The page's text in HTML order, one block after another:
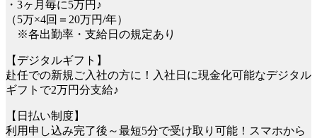
・3ヶ月毎に5万円♪
（5万×4回＝20万円/年）
※各出勤率・支給日の規定あり
【デジタルギフト】
赴任での新規ご入社の方に！入社日に現金化可能なデジタル
ギフトで2万円分支給♪
【日払い制度】
利用申し込み完了後～最短5分で受け取り可能！スマホから